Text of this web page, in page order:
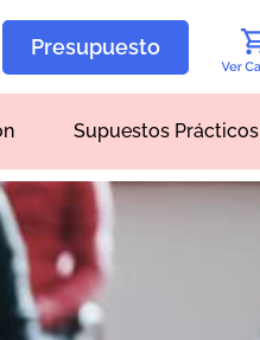
Presupuesto
Supuestos Prácticos